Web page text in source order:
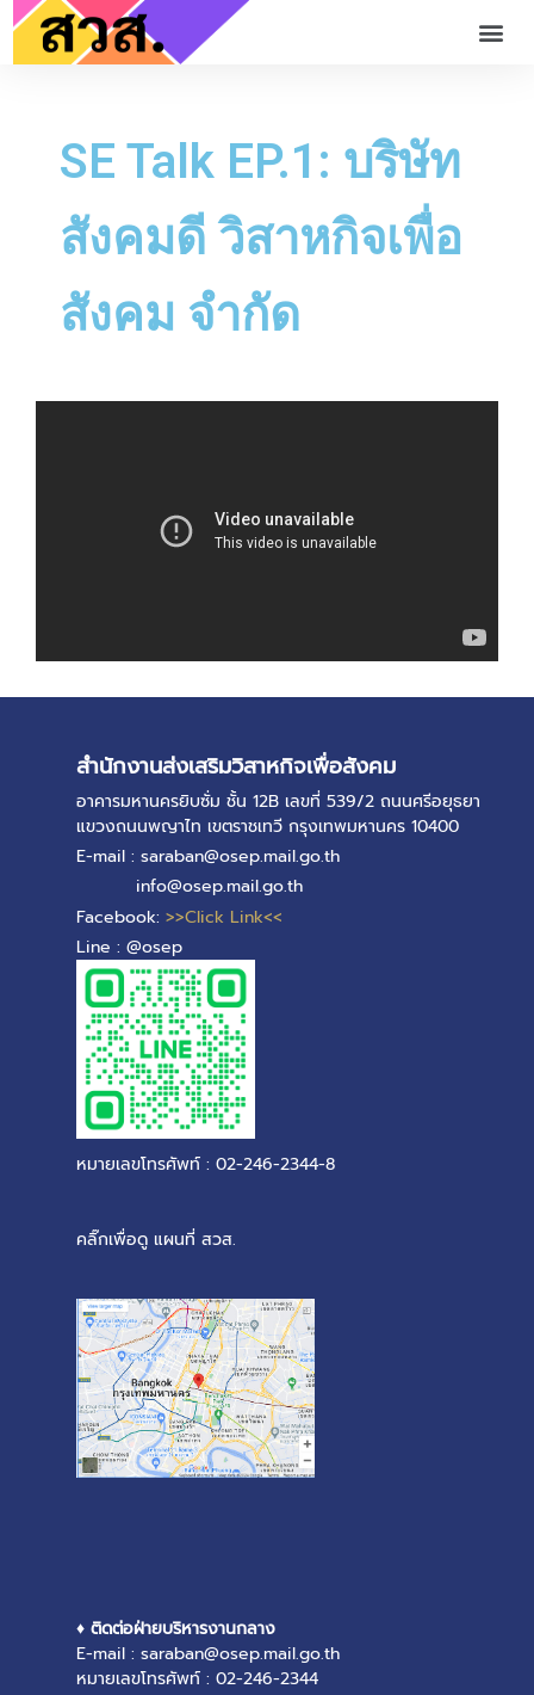
SE Talk EP.1: บริษัท
สังคมดี วิสาหกิจเพื่อ
สังคม จำกัด
สำนักงานส่งเสริมวิสาหกิจเพื่อสังคม
อาคารมหานครยิบซั่ม ชั้น 12B เลขที่ 539/2 ถนนศรีอยุธยา
แขวงถนนพญาไท เขตราชเทวี กรุงเทพมหานคร 10400
E-mail : saraban@osep.mail.go.th
info@osep.mail.go.th
Facebook: >>Click Link<<
Line : @osep
หมายเลขโทรศัพท์ : 02-246-2344-8
คลิ๊กเพื่อดู แผนที่ สวส.
♦ ติดต่อฝ่ายบริหารงานกลาง
E-mail : saraban@osep.mail.go.th
หมายเลขโทรศัพท์ : 02-246-2344